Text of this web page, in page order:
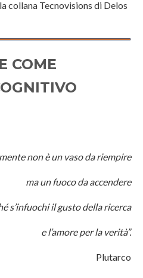
collana Tecnovisions di Delos
COME
mente non è un vaso da riempire
ma un fuoco da accendere
s’infuochi il gusto della ricerca
e l’amore per la verità”.
Plutarco